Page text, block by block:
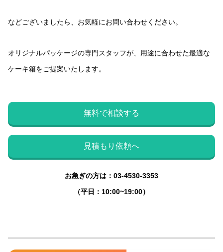
などございましたら、お気軽にお問い合わせください。
オリジナルパッケージの専門スタッフが、用途に合わせた最適な
ケーキ箱をご提案いたします。
無料で相談する
見積もり依頼へ
お急ぎの方は：03-4530-3353
（平日：10:00~19:00）